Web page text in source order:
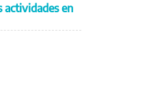
actividades en